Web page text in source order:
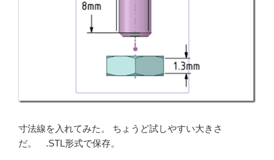
寸法線を入れてみた。 ちょうど試しやすい大きさ
だ。 .STL形式で保存。